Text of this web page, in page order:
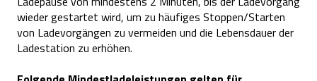
wieder gestartet wird, um zu häufiges Stoppen/Starten
von Ladevorgängen zu vermeiden und die Lebensdauer der
Ladestation zu erhöhen.